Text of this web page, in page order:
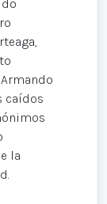
caídos
la